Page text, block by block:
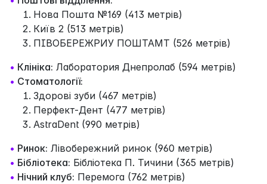
Нова Пошта №169 (413 метрів)
Київ 2 (513 метрів)
ПІВОБЕРЕЖРИУ ПОШТАМТ (526 метрів)
• Клініка: Лаборатория Днепролаб (594 метрів)
• Стоматології:
Здорові зуби (467 метрів)
Перфект-Дент (477 метрів)
AstraDent (990 метрів)
• Ринок: Лівобережний ринок (960 метрів)
• Бібліотека: Бібліотека П. Тичини (365 метрів)
• Нічний клуб: Перемога (762 метрів)